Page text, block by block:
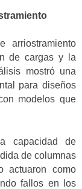
arriostramiento
de cargas y la
mostró una
para diseños
modelos que
capacidad de
de columnas
actuaron como
fallos en los